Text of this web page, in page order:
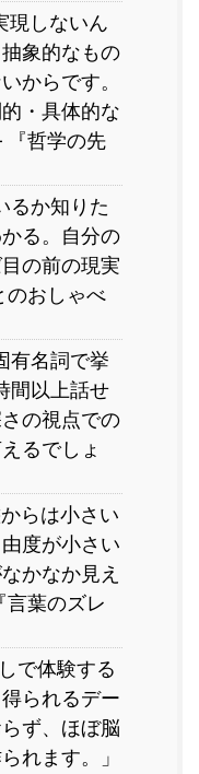
現しないん
象的なもの
からです。
・具体的な
哲学の先
るか知りた
る。自分の
の前の現実
おしゃべ
有名詞で挙
間以上話せ
の視点での
るでしょ
らは小さい
度が小さい
かなか見え
葉のズレ
で体験する
られるデー
ず、ほぼ脳
れます。」